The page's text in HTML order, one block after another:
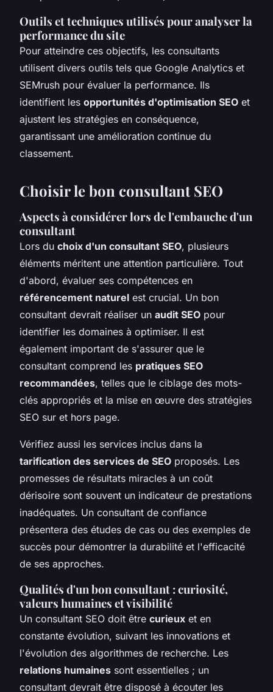
Outils et techniques utilisés pour analyser la
performance du site
Pour atteindre ces objectifs, les consultants
utilisent divers outils tels que Google Analytics et
SEMrush pour évaluer la performance. Ils
identifient les opportunités d'optimisation SEO et
ajustent les stratégies en conséquence,
garantissant une amélioration continue du
classement.
Choisir le bon consultant SEO
Aspects à considérer lors de l'embauche d'un
consultant
Lors du choix d'un consultant SEO, plusieurs
éléments méritent une attention particulière. Tout
d'abord, évaluer ses compétences en
référencement naturel est crucial. Un bon
consultant devrait réaliser un audit SEO pour
identifier les domaines à optimiser. Il est
également important de s'assurer que le
consultant comprend les pratiques SEO
recommandées, telles que le ciblage des mots-
clés appropriés et la mise en œuvre des stratégies
SEO sur et hors page.
Vérifiez aussi les services inclus dans la
tarification des services de SEO proposés. Les
promesses de résultats miracles à un coût
dérisoire sont souvent un indicateur de prestations
inadéquates. Un consultant de confiance
présentera des études de cas ou des exemples de
succès pour démontrer la durabilité et l'efficacité
de ses approches.
Qualités d'un bon consultant : curiosité,
valeurs humaines et visibilité
Un consultant SEO doit être curieux et en
constante évolution, suivant les innovations et
l'évolution des algorithmes de recherche. Les
relations humaines sont essentielles ; un
consultant devrait être disposé à écouter les